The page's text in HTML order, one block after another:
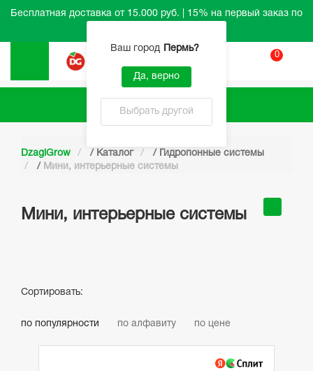
Бесплатная доставка от 15.000 руб. | 15% на первый заказ по
Ваш город Пермь?
Да, верно
Выбрать другой
0
Каталог
DzagiGrow / Каталог / Гидропонные системы
/ Мини, интерьерные системы
Мини, интерьерные системы
Сортировать:
по популярности по алфавиту по цене